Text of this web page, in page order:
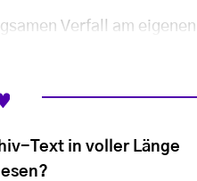
Verfall am
Text in voller Länge